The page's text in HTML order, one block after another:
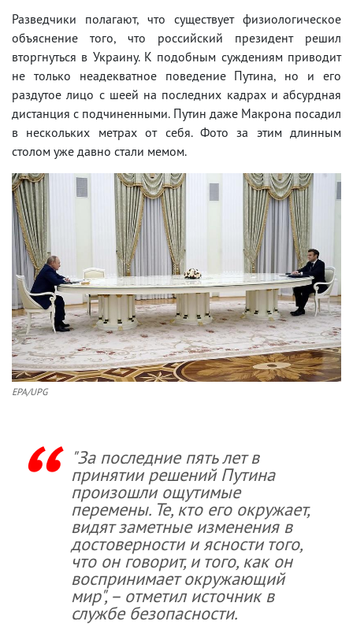
Разведчики полагают, что существует физиологическое
объяснение того, что российский президент решил
вторгнуться в Украину. К подобным суждениям приводит
не только неадекватное поведение Путина, но и его
раздутое лицо с шеей на последних кадрах и абсурдная
дистанция с подчиненными. Путин даже Макрона посадил
в нескольких метрах от себя. Фото за этим длинным
столом уже давно стали мемом.
EPA/UPG
"За последние пять лет в
принятии решений Путина
произошли ощутимые
перемены. Те, кто его окружает,
видят заметные изменения в
достоверности и ясности того,
что он говорит, и того, как он
воспринимает окружающий
мир", – отметил источник в
службе безопасности.